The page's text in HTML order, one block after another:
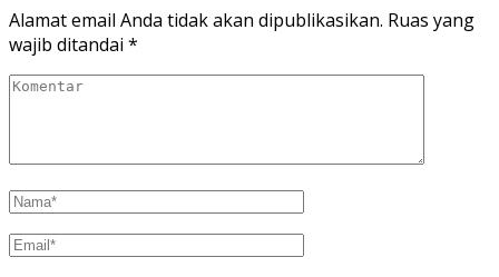
Alamat email Anda tidak akan dipublikasikan. Ruas yang
wajib ditandai *